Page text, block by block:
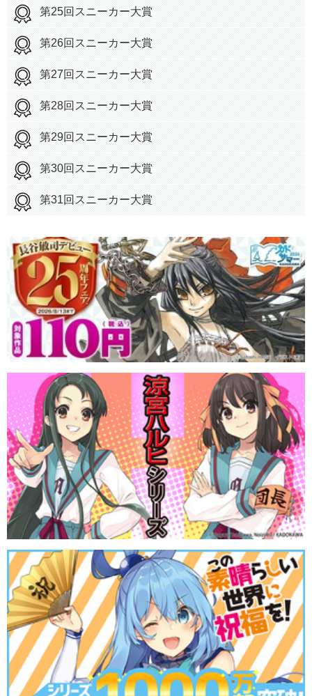
第25回スニーカー大賞
第26回スニーカー大賞
第27回スニーカー大賞
第28回スニーカー大賞
第29回スニーカー大賞
第30回スニーカー大賞
第31回スニーカー大賞